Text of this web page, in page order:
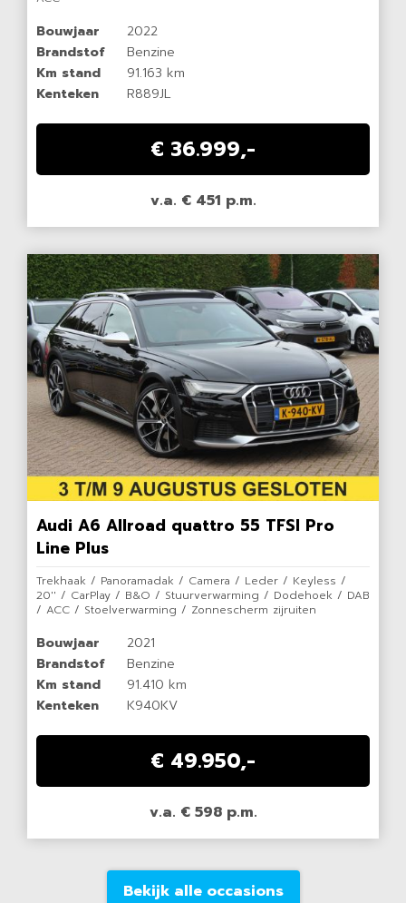
Bouwjaar
2022
Brandstof
Benzine
Km stand
91.163 km
Kenteken
R889JL
€ 36.999,-
v.a. € 451 p.m.
Audi A6 Allroad quattro 55 TFSI Pro
Line Plus
Trekhaak / Panoramadak / Camera / Leder / Keyless /
20'' / CarPlay / B&O / Stuurverwarming / Dodehoek / DAB
/ ACC / Stoelverwarming / Zonnescherm zijruiten
Bouwjaar
2021
Brandstof
Benzine
Km stand
91.410 km
Kenteken
K940KV
€ 49.950,-
v.a. € 598 p.m.
Bekijk alle occasions